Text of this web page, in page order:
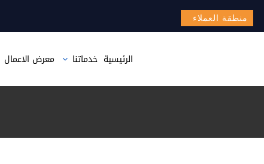
منطقة العملاء
الرئيسية خدماتنا
تصميم صحيفة الكترونية
معرض الاعمال